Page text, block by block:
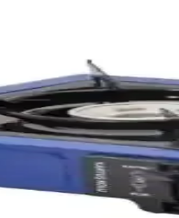
ihtiyaçlarınızı karşılar.
İçin Pratik Çözüm
kamp ve günlük kullanımda
Kamp Mutfak Çözümü
kamp yaparken kullanışlı